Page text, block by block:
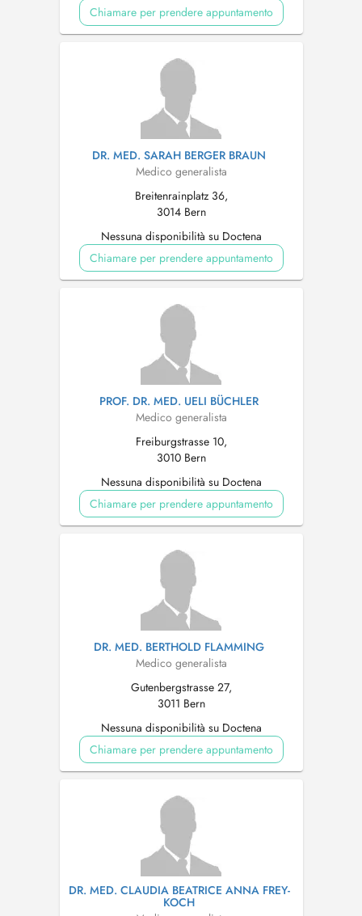
Chiamare per prendere appuntamento
DR. MED. SARAH BERGER BRAUN
Medico generalista
Breitenrainplatz 36,
3014 Bern
Nessuna disponibilità su Doctena
Chiamare per prendere appuntamento
PROF. DR. MED. UELI BÜCHLER
Medico generalista
Freiburgstrasse 10,
3010 Bern
Nessuna disponibilità su Doctena
Chiamare per prendere appuntamento
DR. MED. BERTHOLD FLAMMING
Medico generalista
Gutenbergstrasse 27,
3011 Bern
Nessuna disponibilità su Doctena
Chiamare per prendere appuntamento
DR. MED. CLAUDIA BEATRICE ANNA FREY-
KOCH